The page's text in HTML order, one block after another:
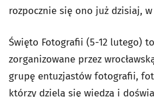
rozpocznie się ono już dzisiaj,
Święto Fotografii (5-12 lutego)
zorganizowane przez
grupę entuzjastów fotografii,
którzy dzielą się wiedzą i